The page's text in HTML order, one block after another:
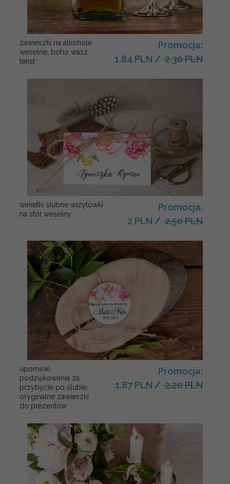
zawieszki na alkohole
weselne, boho wasz
tekst
Promocja:
1.84 PLN / 2.30 PLN
winietki ślubne wizytówki
na stół weselny
Promocja:
2 PLN / 2.50 PLN
upominki
podziękowania za
przybycie po ślubie,
oryginalne zawieszki
do prezentów
Promocja:
1.87 PLN / 2.20 PLN